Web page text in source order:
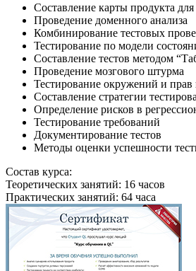
Составление карты продукта
Проведение доменного анализа
Комбинирование тестовых
Тестирование по модели
Составление тестов методом
Проведение мозгового штурма
Тестирование окружений и прав
Составление стратегии
Определение рисков в
Тестирование требований
Документирование тестов
Методы оценки успешности
Состав курса:
Теоретических занятий: 16 часов
Практических занятий: 64 часа